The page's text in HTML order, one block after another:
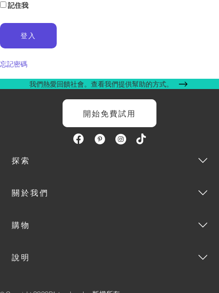
記住我
忘記密碼
我們熱愛回饋社會。查看我們提供幫助的方式。
開始免費試用
探索
關於我們
購物
說明